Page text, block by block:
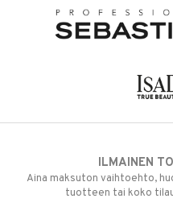
ILMAINEN
Aina maksuton vaihtoehto,
tuotteen tai koko